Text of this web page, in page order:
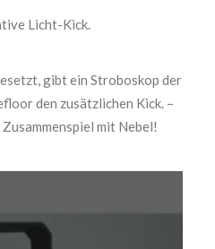
Licht-Kick.
gibt ein Stroboskop der
den zusätzlichen Kick. –
mit Nebel!